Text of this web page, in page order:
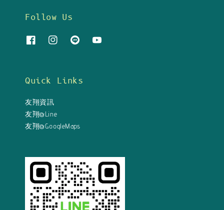
Follow Us
Quick Links
友翔資訊
友翔@Line
友翔@GoogleMaps